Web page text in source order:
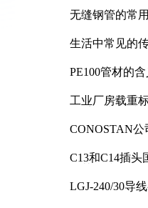
无缝钢管的常
生活中常见的
PE100管材的
工业厂房载重
CONOSTAN公
C13和C14插头
LGJ-240/30导